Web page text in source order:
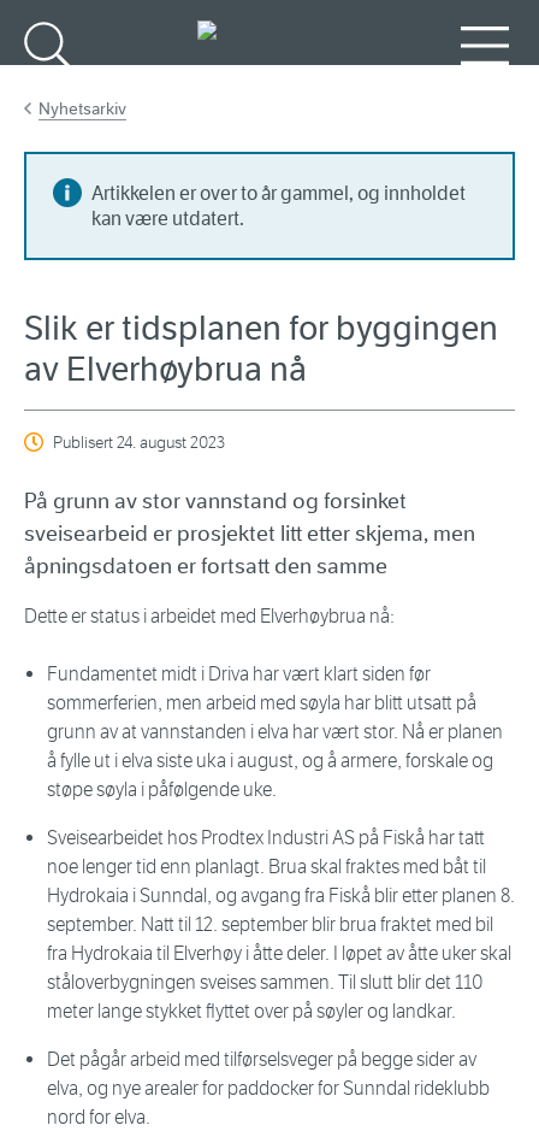
Nyhetsarkiv
Artikkelen er over to år gammel, og innholdet
kan være utdatert.
Slik er tidsplanen for byggingen
av Elverhøybrua nå
Publisert24. august 2023
På grunn av stor vannstand og forsinket
sveisearbeid er prosjektet litt etter skjema, men
åpningsdatoen er fortsatt den samme
Dette er status i arbeidet med Elverhøybrua nå:
Fundamentet midt i Driva har vært klart siden før
sommerferien, men arbeid med søyla har blitt utsatt på
grunn av at vannstanden i elva har vært stor. Nå er planen
å fylle ut i elva siste uka i august, og å armere, forskale og
støpe søyla i påfølgende uke.
Sveisearbeidet hos Prodtex Industri AS på Fiskå har tatt
noe lenger tid enn planlagt. Brua skal fraktes med båt til
Hydrokaia i Sunndal, og avgang fra Fiskå blir etter planen 8.
september. Natt til 12. september blir brua fraktet med bil
fra Hydrokaia til Elverhøy i åtte deler. I løpet av åtte uker skal
ståloverbygningen sveises sammen. Til slutt blir det 110
meter lange stykket flyttet over på søyler og landkar.
Det pågår arbeid med tilførselsveger på begge sider av
elva, og nye arealer for paddocker for Sunndal rideklubb
nord for elva.